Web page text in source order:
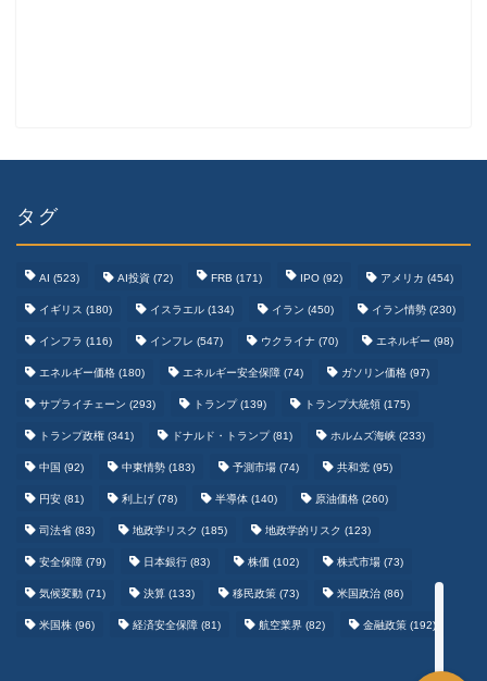
タグ
AI (523) AI投資 (72) FRB (171) IPO (92) アメリカ (454)
イギリス (180) イスラエル (134) イラン (450) イラン情勢 (230)
インフラ (116) インフレ (547) ウクライナ (70) エネルギー (98)
エネルギー価格 (180) エネルギー安全保障 (74) ガソリン価格 (97)
サプライチェーン (293) トランプ(139) トランプ大統領 (175)
トランプ政権 (341) ドナルド・トランプ(81) ホルムズ海峡 (233)
中国 (92) 中東情勢 (183) 予測市場 (74) 共和党 (95)
円安 (81) 利上げ (78) 半導体 (140) 原油価格 (260)
司法省 (83) 地政学リスク (185) 地政学的リスク (123)
安全保障 (79) 日本銀行 (83) 株価 (102) 株式市場 (73)
気候変動 (71) 決算 (133) 移民政策 (73) 米国政治 (86)
米国株 (96) 経済安全保障 (81) 航空業界 (82) 金融政策 (192)
野球まとめ
サッカーまとめ